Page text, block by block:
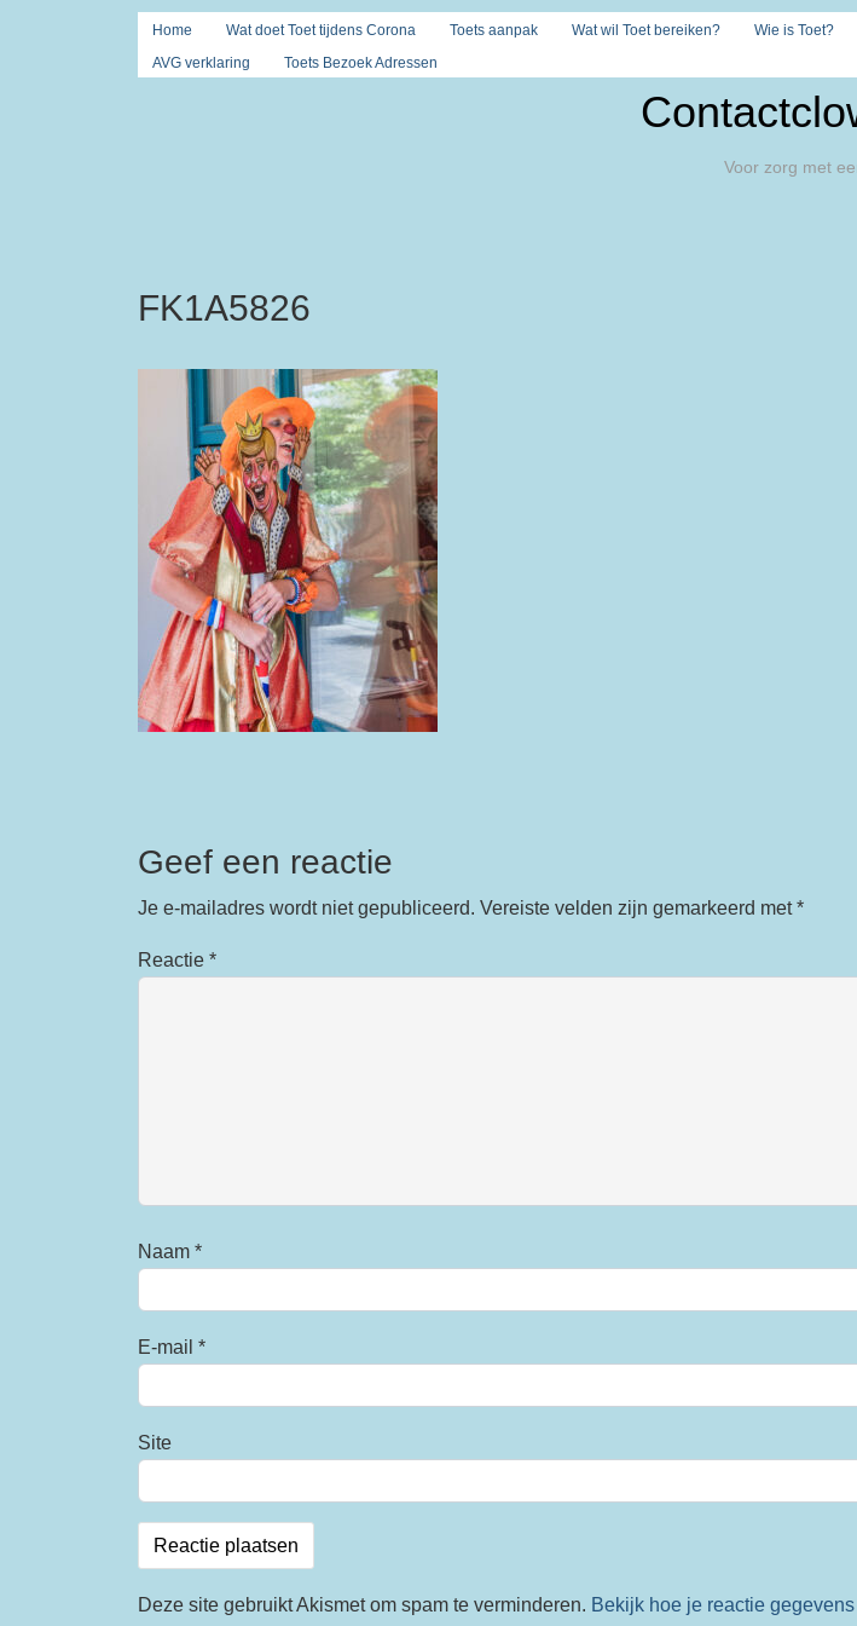
Home Wat doet Toet tijdens Corona Toets aanpak Wat wil Toet bereiken? Wie is Toet?
AVG verklaring
Toets Bezoek Adressen
Voor zorg met
FK1A5826
Geef een reactie
Je e-mailadres wordt niet gepubliceerd. Vereiste velden zijn gemarkeerd met*
Reactie *
Naam *
E-mail *
Site
Deze site gebruikt Akismet om spam te verminderen. Bekijk hoe je reactie